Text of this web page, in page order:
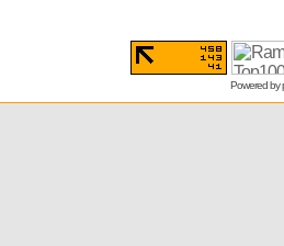
Powered by